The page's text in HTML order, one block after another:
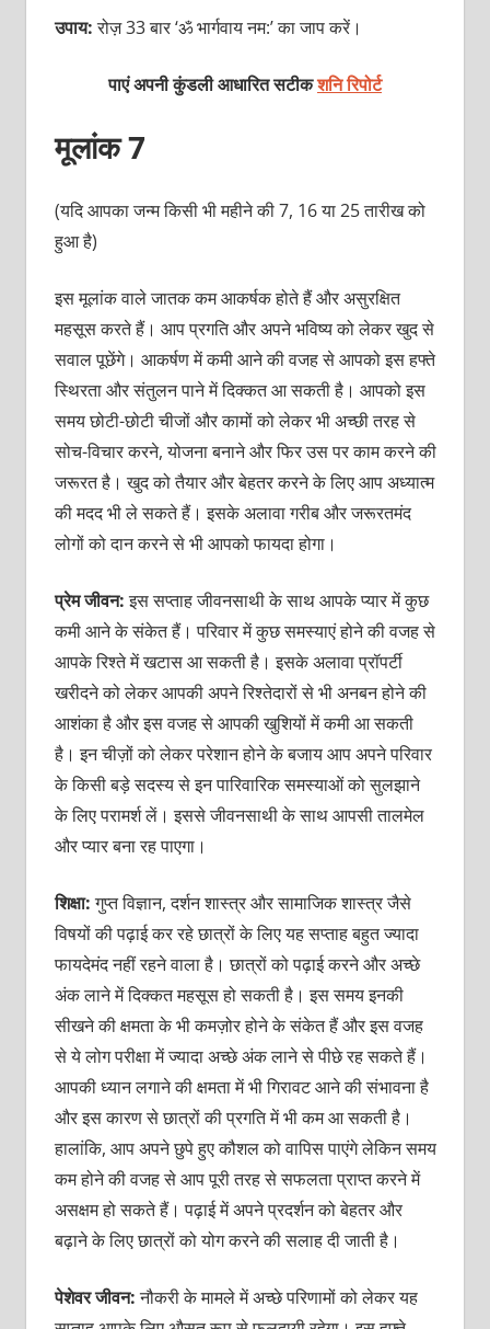
उपाय:रोज़ 33 बार ‘ॐ भार्गवाय नम:’ का जाप करें।
पाएं अपनी कुंडली आधारित सटीकशनि रिपोर्ट
मूलांक 7
(यदि आपका जन्‍म किसी भी महीने की 7, 16 या 25 तारीख को
हुआ है)
इस मूलांक वाले जातक कम आकर्षक होते हैं और असुरक्षित
महसूस करते हैं। आप प्रगति और अपने भविष्‍य को लेकर खुद से
सवाल पूछेंगे। आकर्षण में कमी आने की वजह से आपको इस हफ्ते
स्थिरता और संतुलन पाने में दिक्‍कत आ सकती है। आपको इस
समय छोटी-छोटी चीजों और कामों को लेकर भी अच्‍छी तरह से
सोच-विचार करने, योजना बनाने और फिर उस पर काम करने की
जरूरत है। खुद को तैयार और बेहतर करने के लिए आप अध्‍यात्‍म
की मदद भी ले सकते हैं। इसके अलावा गरीब और जरूरतमंद
लोगों को दान करने से भी आपको फायदा होगा।
प्रेम जीवन:इस सप्‍ताह जीवनसाथी के साथ आपके प्‍यार में कुछ
कमी आने के संकेत हैं। परिवार में कुछ समस्‍याएं होने की वजह से
आपके रिश्‍ते में खटास आ सकती है। इसके अलावा प्रॉपर्टी
खरीदने को लेकर आपकी अपने रिश्‍तेदारों से भी अनबन होने की
आशंका है और इस वजह से आपकी खुशियों में कमी आ सकती
है। इन चीज़ों को लेकर परेशान होने के बजाय आप अपने परिवार
के किसी बड़े सदस्‍य से इन पारिवारिक समस्‍याओं को सुलझाने
के लिए परामर्श लें। इससे जीवनसाथी के साथ आपसी तालमेल
और प्‍यार बना रह पाएगा।
शिक्षा:गुप्‍त विज्ञान, दर्शन शास्‍त्र और सामाजिक शास्‍त्र जैसे
विषयों की पढ़ाई कर रहे छात्रों के लिए यह सप्‍ताह बहुत ज्‍यादा
फायदेमंद नहीं रहने वाला है। छात्रों को पढ़ाई करने और अच्‍छे
अंक लाने में दिक्‍कत महसूस हो सकती है। इस समय इनकी
सीखने की क्षमता के भी कमज़ोर होने के संकेत हैं और इस वजह
से ये लोग परीक्षा में ज्‍यादा अच्‍छे अंक लाने से पीछे रह सकते हैं।
आपकी ध्‍यान लगाने की क्षमता में भी गिरावट आने की संभावना है
और इस कारण से छात्रों की प्रगति में भी कम आ सकती है।
हालांकि, आप अपने छुपे हुए कौशल को वापिस पाएंगे लेकिन समय
कम होने की वजह से आप पूरी तरह से सफलता प्राप्‍त करने में
असक्षम हो सकते हैं। पढ़ाई में अपने प्रदर्शन को बेहतर और
बढ़ाने के लिए छात्रों को योग करने की सलाह दी जाती है।
पेशेवर जीवन:नौकरी के मामले में अच्‍छे परिणामों को लेकर यह